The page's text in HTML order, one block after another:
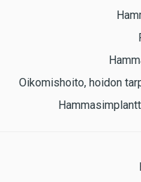
Oikomishoito, hoidon